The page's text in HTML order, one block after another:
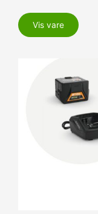
Vis vare